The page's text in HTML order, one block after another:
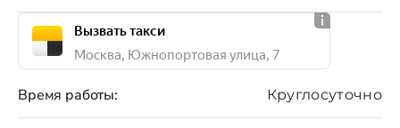
Время работы: Круглосуточно
Вызвать такси
Москва, Южнопортовая улица, 7